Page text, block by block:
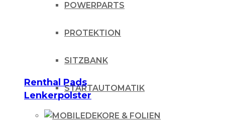
POWERPARTS
PROTEKTION
SITZBANK
STARTAUTOMATIK
DEKORE & FOLIEN
Renthal Pads
Lenkerpolster
Fatbar Fatbar36